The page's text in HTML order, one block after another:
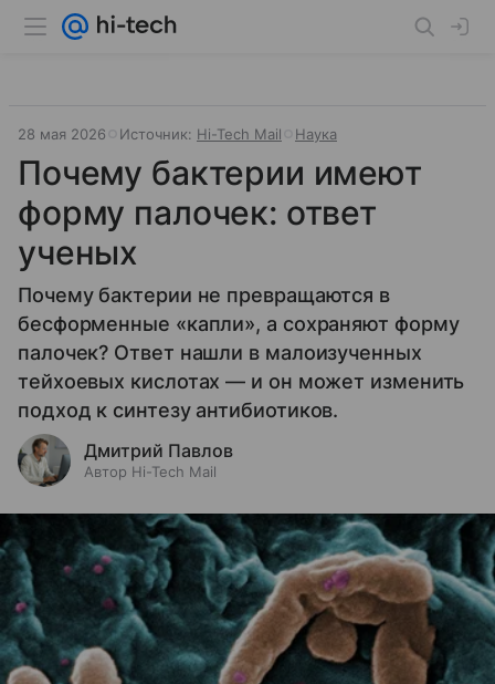
28 мая 2026 Источник: Hi-Tech Mail Наука
Почему бактерии имеют
форму палочек: ответ
ученых
Почему бактерии не превращаются в
бесформенные «капли», а сохраняют форму
палочек? Ответ нашли в малоизученных
тейхоевых кислотах — и он может изменить
подход к синтезу антибиотиков.
Дмитрий Павлов
Автор Hi-Tech Mail